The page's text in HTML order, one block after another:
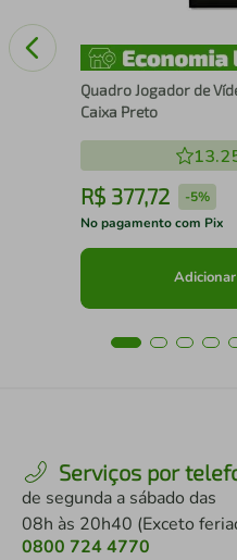
Quadro Jogador de
Caixa Preto
R$ 377,72 -5%
No pagamento com Pix
Serviços por
de segunda a sábado das
08h às 20h40 (Exceto
0800 724 4770